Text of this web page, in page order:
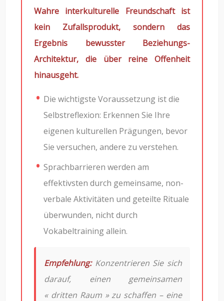
Wahre interkulturelle Freundschaft ist
kein Zufallsprodukt, sondern das
Ergebnis bewusster Beziehungs-
Architektur, die über reine Offenheit
hinausgeht.
Die wichtigste Voraussetzung ist die
Selbstreflexion: Erkennen Sie Ihre
eigenen kulturellen Prägungen, bevor
Sie versuchen, andere zu verstehen.
Sprachbarrieren werden am
effektivsten durch gemeinsame, non-
verbale Aktivitäten und geteilte Rituale
überwunden, nicht durch
Vokabeltraining allein.
Empfehlung:Konzentrieren Sie sich
darauf, einen gemeinsamen
« dritten Raum » zu schaffen – eine